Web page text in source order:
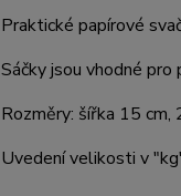
Praktické papírové
Sáčky jsou vhodné
Rozměry: šířka 15 cm,
Uvedení velikosti v